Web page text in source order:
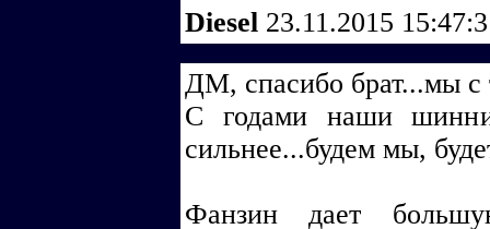
Diesel 23.11.2015
ДМ, спасибо брат...мы с
С годами наши
сильнее...будем мы,
Фанзин дает